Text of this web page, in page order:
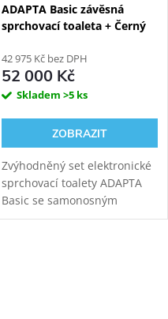
ADAPTA Basic závěsná
sprchovací toaleta + Černý
42 975 Kč bez DPH
52 000 Kč
Skladem >5 ks
ZOBRAZIT
Zvýhodněný set elektronické
sprchovací toalety ADAPTA
Basic se samonosným
černým sanitárním modulem